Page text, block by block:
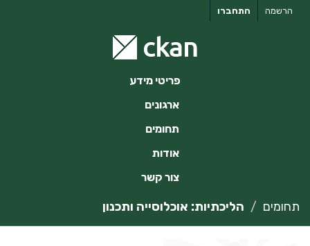
התחברו הרשמה
פריטי מידע
ארגונים
תחומים
אודות
צור קשר
תחומים הליכתיות: אוכלוסייה ותכנון